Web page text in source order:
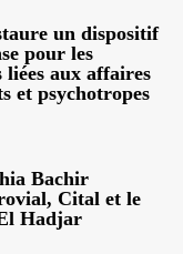
un dispositif
pour les
aux affaires
et psychotropes
Bachir
Cital et le
Hadjar